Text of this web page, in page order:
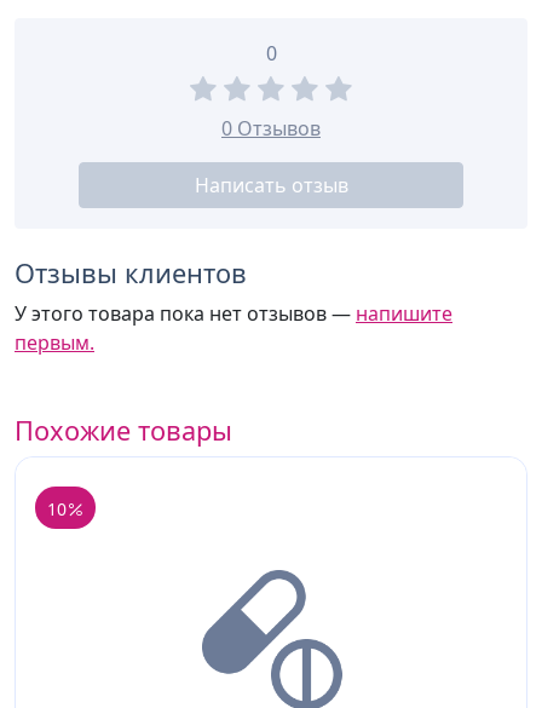
0
0 Отзывов
Написать отзыв
Отзывы клиентов
У этого товара пока нет отзывов — напишите
первым.
Похожие товары
10